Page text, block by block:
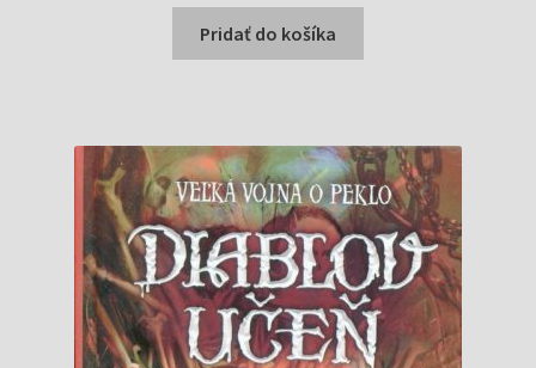
bola:
9,99 €.
je:
5,00 €.
Pridať do košíka